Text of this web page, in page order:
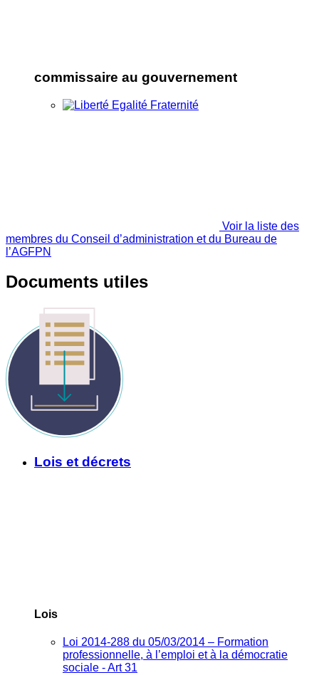
commissaire au gouvernement
Voir la liste des
membres du Conseil d’administration et du Bureau de
l’AGFPN
Documents utiles
Lois et décrets
Lois
Loi 2014-288 du 05/03/2014 – Formation
professionnelle, à l’emploi et à la démocratie
sociale - Art 31